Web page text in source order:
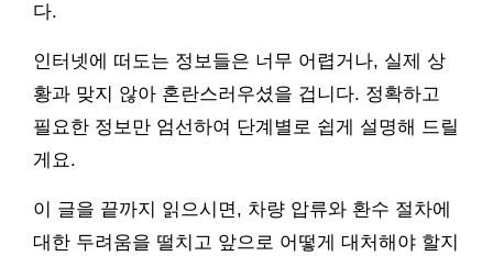
다.
인터넷에 떠도는 정보들은 너무 어렵거나, 실제 상
황과 맞지 않아 혼란스러우셨을 겁니다. 정확하고
필요한 정보만 엄선하여 단계별로 쉽게 설명해 드릴
게요.
이 글을 끝까지 읽으시면, 차량 압류와 환수 절차에
대한 두려움을 떨치고 앞으로 어떻게 대처해야 할지